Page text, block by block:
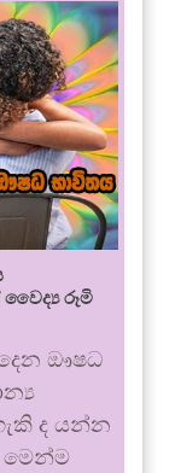
වෛද්‍ය රූමි
ඖෂධ
ද යන්න
මෙන්ම